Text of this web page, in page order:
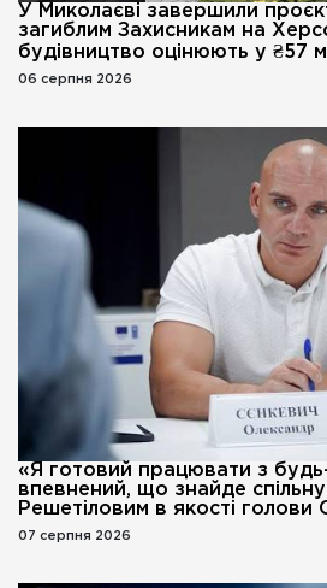
У Миколаєві завершили
загиблим Захисникам на
будівництво оцінюють у ₴57
06 серпня 2026
«Я готовий працювати з
впевнений, що знайде
Решетіловим в якості голови
07 серпня 2026